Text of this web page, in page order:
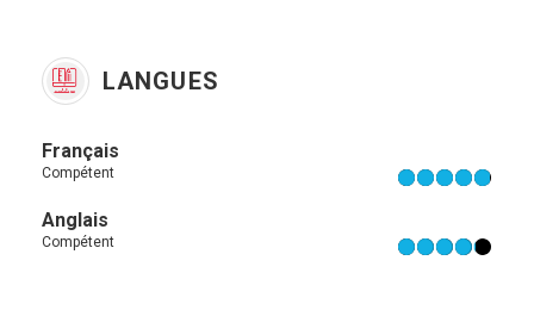
LANGUES
Français
Compétent
Anglais
Compétent